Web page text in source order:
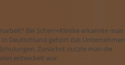
Bei Scherr+Klimke erkannte man
Deutschland gehört das Unternehmen
Zunächst nutzte man die
entwickelt war.